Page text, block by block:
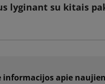
lyginant su kitais
informacijos apie